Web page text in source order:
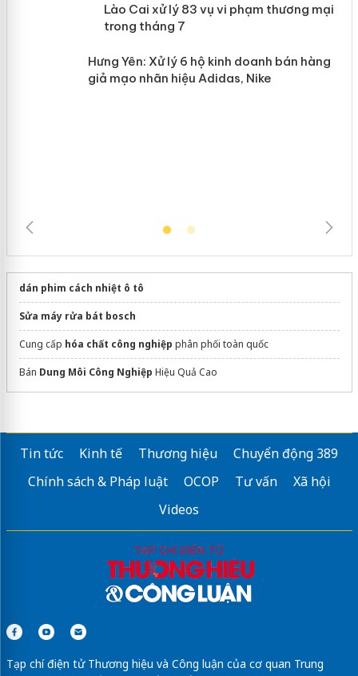
Lào Cai xử lý 83 vụ vi phạm thương
mại trong tháng 7
dán phim cách nhiệt ô tô
Sửa máy rửa bát bosch
Cung cấp hóa chất công nghiệp phân phối toàn quốc
Bán Dung Môi Công Nghiệp Hiệu Quả Cao
Tin tức Kinh tế Thương hiệu
Chuyển động 389
Chính sách & Pháp luật
OCOP Tư vấn
Xã hội
Videos
Tạp chí điện tử Thương hiệu và Công luận của cơ quan Trung